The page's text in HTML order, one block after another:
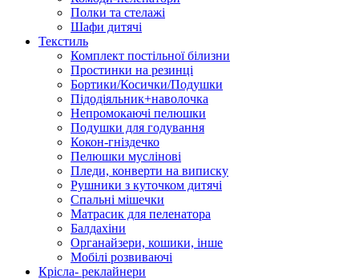
Полки та стелажі
Шафи дитячі
Текстиль
Комплект постільної білизни
Простинки на резинці
Бортики/Косички/Подушки
Підодіяльник+наволочка
Непромокаючі пелюшки
Подушки для годування
Кокон-гніздечко
Пелюшки муслінові
Пледи, конверти на виписку
Рушники з куточком дитячі
Спальні мішечки
Матрасик для пеленатора
Балдахіни
Органайзери, кошики, інше
Мобілі розвиваючі
Крісла- реклайнери